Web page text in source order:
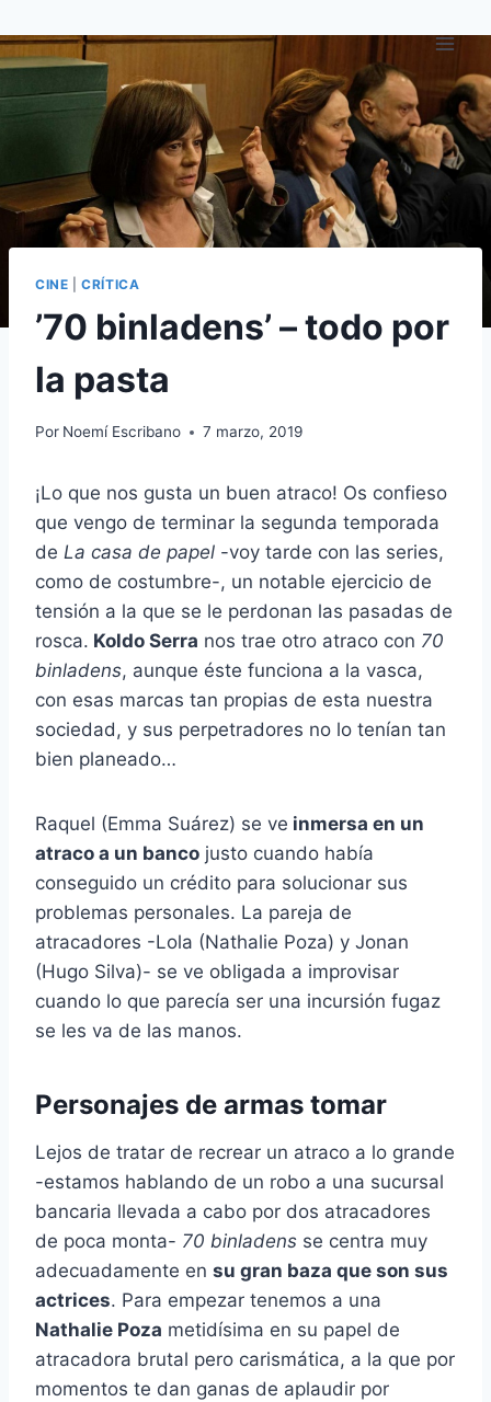
al
contenido
CINE |CRÍTICA
’70 binladens’ – todo por
la pasta
Por Noemí Escribano 7 marzo, 2019
¡Lo que nos gusta un buen atraco! Os confieso
que vengo de terminar la segunda temporada
de La casa de papel -voy tarde con las series,
como de costumbre-, un notable ejercicio de
tensión a la que se le perdonan las pasadas de
rosca. Koldo Serra nos trae otro atraco con 70
binladens, aunque éste funciona a la vasca,
con esas marcas tan propias de esta nuestra
sociedad, y sus perpetradores no lo tenían tan
bien planeado…
Raquel (Emma Suárez) se ve inmersa en un
atraco a un banco justo cuando había
conseguido un crédito para solucionar sus
problemas personales. La pareja de
atracadores -Lola (Nathalie Poza) y Jonan
(Hugo Silva)- se ve obligada a improvisar
cuando lo que parecía ser una incursión fugaz
se les va de las manos.
Personajes de armas tomar
Lejos de tratar de recrear un atraco a lo grande
-estamos hablando de un robo a una sucursal
bancaria llevada a cabo por dos atracadores
de poca monta- 70 binladens se centra muy
adecuadamente en su gran baza que son sus
actrices. Para empezar tenemos a una
Nathalie Poza metidísima en su papel de
atracadora brutal pero carismática, a la que por
momentos te dan ganas de aplaudir por